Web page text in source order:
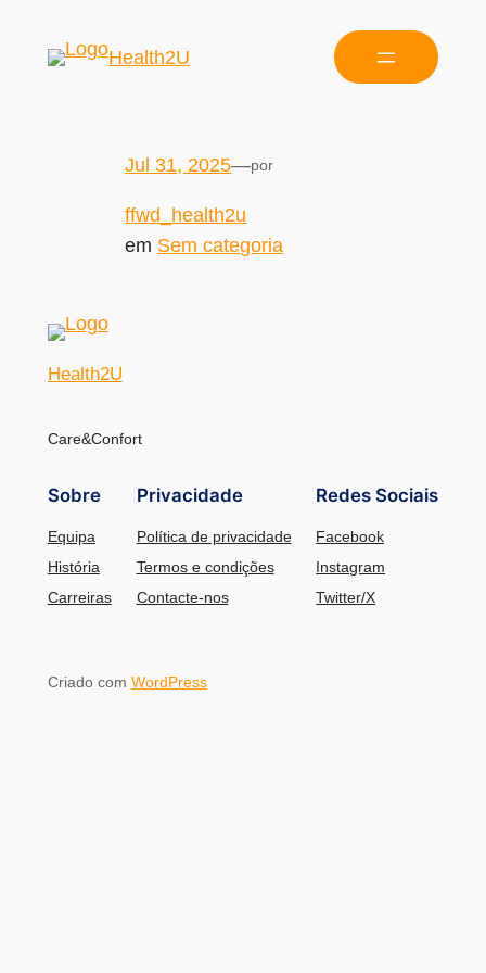
Health2U
Jul 31, 2025—por
ffwd_health2u
em Sem categoria
Health2U
Care&Confort
Sobre
Equipa
História
Carreiras
Privacidade
Política de privacidade
Termos e condições
Contacte-nos
Redes Sociais
Facebook
Instagram
Twitter/X
Criado com WordPress